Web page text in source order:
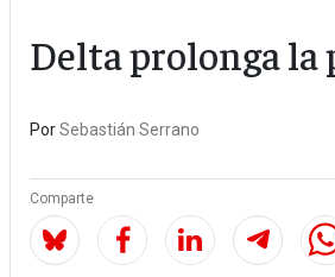
Delta prolonga la
PorSebastián Serrano
Comparte